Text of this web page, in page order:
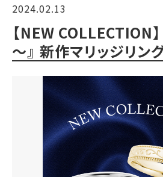
2024.02.13
【NEW COLLECTION
～』 新作マリッジリン